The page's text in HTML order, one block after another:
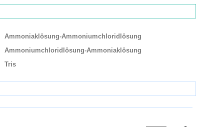
Ammoniaklösung-Ammoniumchloridlösung
Ammoniumchloridlösung-Ammoniaklösung
Tris